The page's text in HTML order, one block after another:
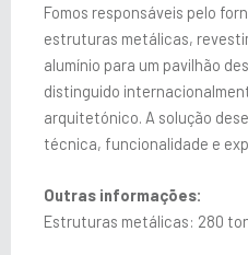
Fomos responsáveis pelo
estruturas metálicas,
alumínio para um pavilhão
distinguido
arquitetónico. A solução
técnica, funcionalidade e
Outras informações:
Estruturas metálicas: 280